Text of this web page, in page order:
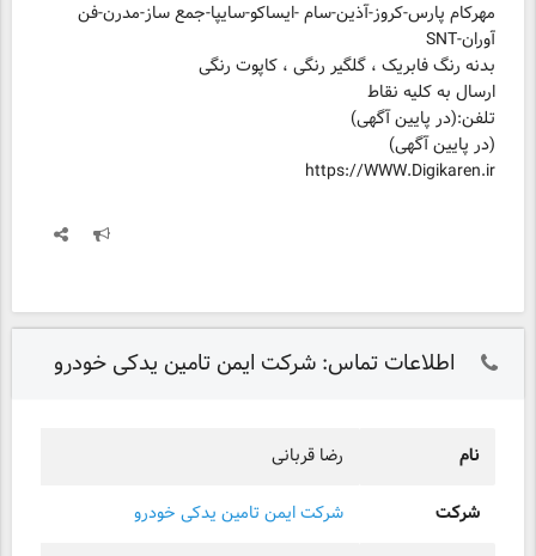
مهرکام پارس-کروز-آذین-سام -ایساکو-سایپا-جمع ساز-مدرن-فن
آوران-SNT
بدنه رنگ فابریک ، گلگیر رنگی ، کاپوت رنگی
ارسال به کلیه نقاط
https://WWW.Digikaren.ir
اطلاعات تماس: شرکت ایمن تامین یدکی خودرو
نام رضا قربانی
شرکت شرکت ایمن تامین یدکی خودرو